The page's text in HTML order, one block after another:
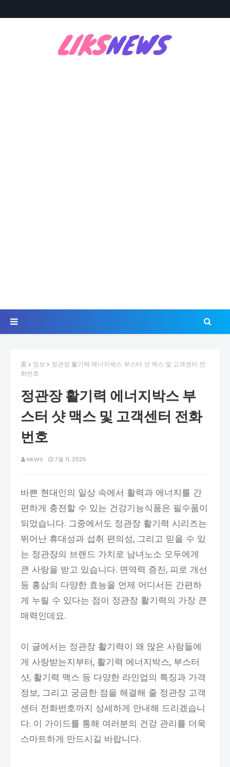
홈 정보
정관장 활기력 에너지박스 부스터 샷 맥스 및 고객센터 전
화번호
정관장 활기력 에너지박스 부
스터 샷 맥스 및 고객센터 전화
번호
NEWS 7월 11, 2025
바쁜 현대인의 일상 속에서 활력과 에너지를 간
편하게 충전할 수 있는 건강기능식품은 필수품이
되었습니다. 그중에서도 정관장 활기력 시리즈는
뛰어난 휴대성과 섭취 편의성, 그리고 믿을 수 있
는 정관장의 브랜드 가치로 남녀노소 모두에게
큰 사랑을 받고 있습니다. 면역력 증진, 피로 개선
등 홍삼의 다양한 효능을 언제 어디서든 간편하
게 누릴 수 있다는 점이 정관장 활기력의 가장 큰
매력인데요.
이 글에서는 정관장 활기력이 왜 많은 사람들에
게 사랑받는지부터, 활기력 에너지박스, 부스터
샷, 활기력 맥스 등 다양한 라인업의 특징과 가격
정보, 그리고 궁금한 점을 해결해 줄 정관장 고객
센터 전화번호까지 상세하게 안내해 드리겠습니
다. 이 가이드를 통해 여러분의 건강 관리를 더욱
스마트하게 만드시길 바랍니다.